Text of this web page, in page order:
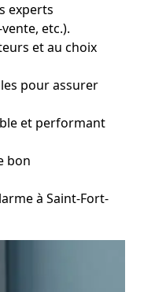
experts
etc.).
et au choix
pour assurer
et performant
bon
à Saint-Fort-